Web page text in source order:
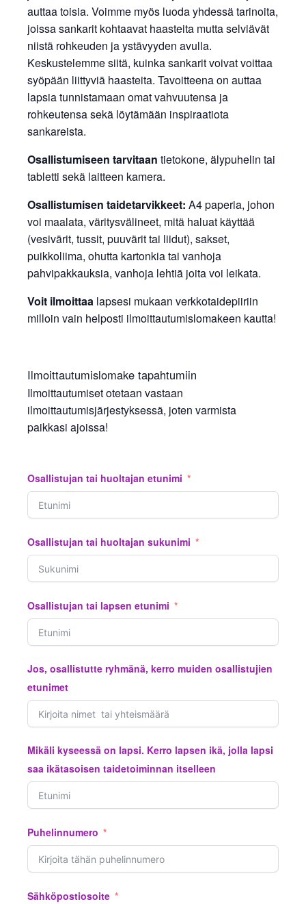
auttaa toisia. Voimme myös luoda yhdessä tarinoita,
joissa sankarit kohtaavat haasteita mutta selviävät
niistä rohkeuden ja ystävyyden avulla.
Keskustelemme siitä, kuinka sankarit voivat voittaa
syöpään liittyviä haasteita. Tavoitteena on auttaa
lapsia tunnistamaan omat vahvuutensa ja
rohkeutensa sekä löytämään inspiraatiota
sankareista.
Osallistumiseen tarvitaan tietokone, älypuhelin tai
tabletti sekä laitteen kamera.
Osallistumisen taidetarvikkeet: A4 paperia, johon
voi maalata, väritysvälineet, mitä haluat käyttää
(vesivärit, tussit, puuvärit tai liidut), sakset,
puikkoliima, ohutta kartonkia tai vanhoja
pahvipakkauksia, vanhoja lehtiä joita voi leikata.
Voit ilmoittaa lapsesi mukaan verkkotaidepiiriin
milloin vain helposti ilmoittautumislomakeen kautta!
Ilmoittautumislomake tapahtumiin
Ilmoittautumiset otetaan vastaan
ilmoittautumisjärjestyksessä, joten varmista
paikkasi ajoissa!
Osallistujan tai huoltajan etunimi
Osallistujan tai huoltajan sukunimi
Osallistujan tai lapsen etunimi
Jos, osallistutte ryhmänä, kerro muiden osallistujien
etunimet
Mikäli kyseessä on lapsi. Kerro lapsen ikä, jolla lapsi
saa ikätasoisen taidetoiminnan itselleen
Puhelinnumero
Sähköpostiosoite